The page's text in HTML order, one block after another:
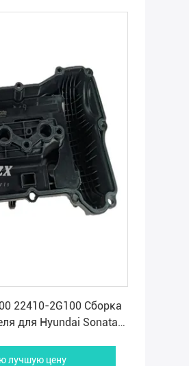
22410-2G100 Сборка
для Hyundai Sonata
лучшую цену